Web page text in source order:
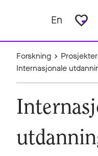
En favorite_border
Forskning
Prosjekter
Internasjonale